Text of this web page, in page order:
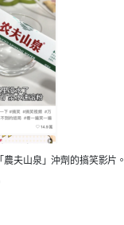
夫山泉」沖劑的搞笑影片。